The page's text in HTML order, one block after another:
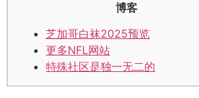
博客
芝加哥白袜2025预览
更多NFL网站
特殊社区是独一无二的